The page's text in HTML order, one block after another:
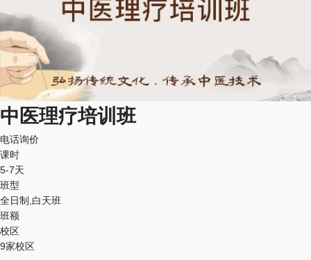
中医理疗培训班
电话询价
课时
5-7天
班型
全日制,白天班
班额
校区
9家校区